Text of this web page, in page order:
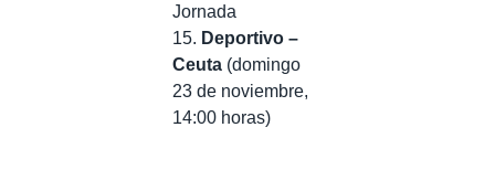
Jornada
15. Deportivo –
Ceuta (domingo
23 de noviembre,
14:00 horas)